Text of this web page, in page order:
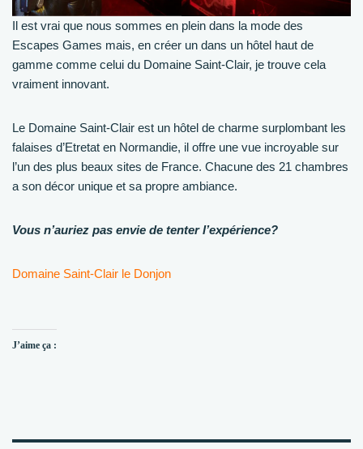
Il est vrai que nous sommes en plein dans la mode des
Escapes Games mais, en créer un dans un hôtel haut de
gamme comme celui du Domaine Saint-Clair, je trouve cela
vraiment innovant.
Le Domaine Saint-Clair est un hôtel de charme surplombant les
falaises d’Etretat en Normandie, il offre une vue incroyable sur
l’un des plus beaux sites de France. Chacune des 21 chambres
a son décor unique et sa propre ambiance.
Vous n’auriez pas envie de tenter l’expérience?
Domaine Saint-Clair le Donjon
J’aime ça :